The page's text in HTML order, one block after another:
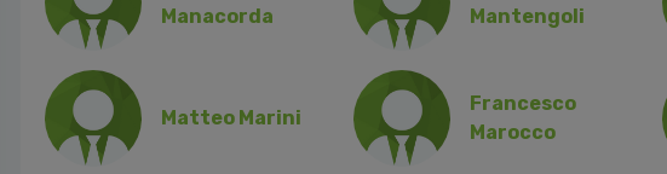
Manacorda
Mantengoli
Matteo Marini
Francesco
Marocco